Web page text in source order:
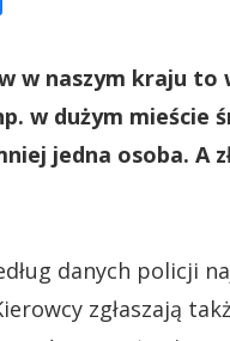
w naszym kraju to
w dużym mieście
jedna osoba. A
danych policji
zgłaszają